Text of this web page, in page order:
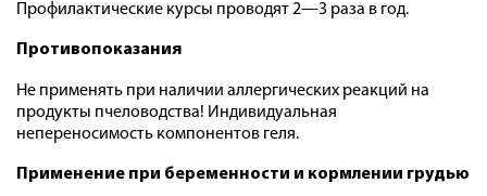
Профилактические курсы проводят 2—3 раза в год.
Противопоказания
Не применять при наличии аллергических реакций на
продукты пчеловодства! Индивидуальная
непереносимость компонентов геля.
Применение при беременности и кормлении грудью